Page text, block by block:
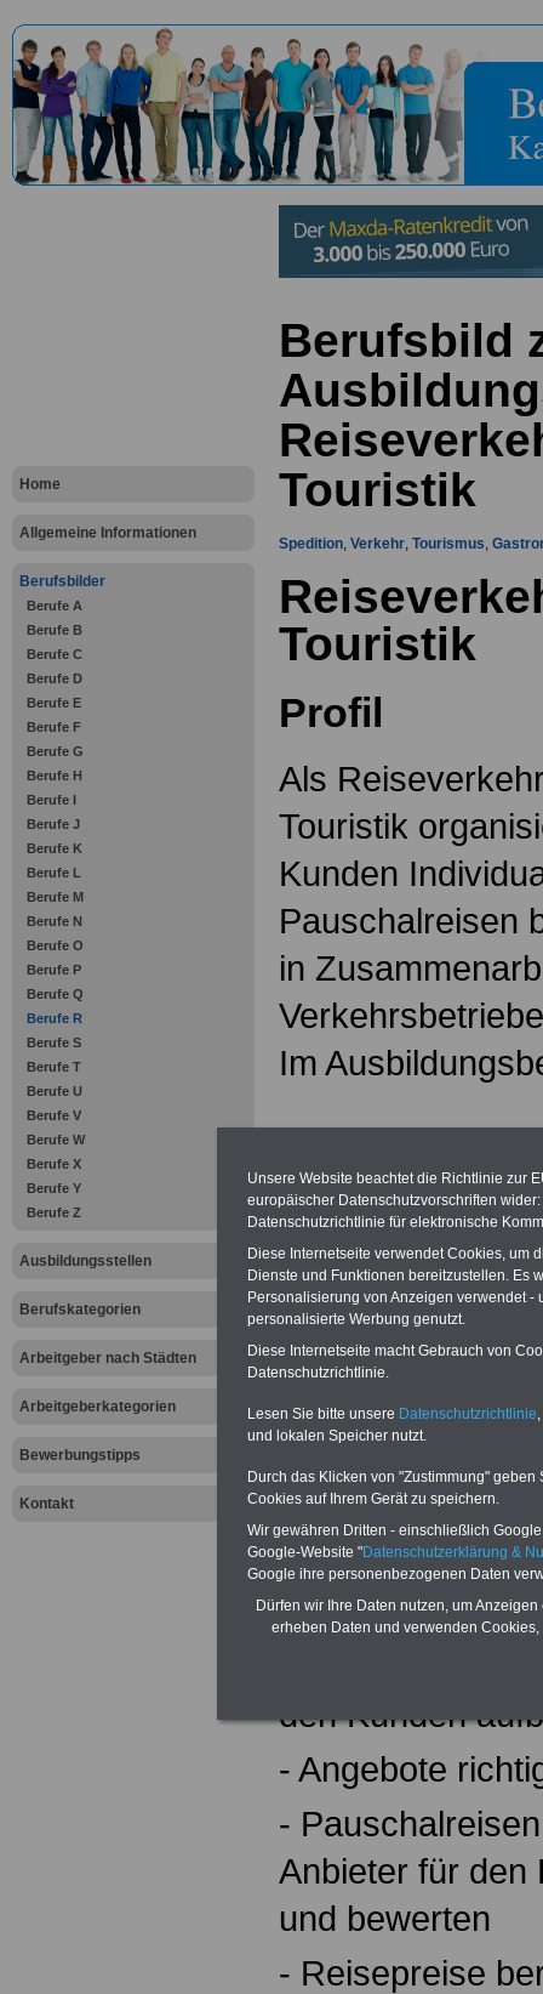
Home
Allgemeine Informationen
Berufsbilder
Berufe A
Berufe B
Berufe C
Berufe D
Berufe E
Berufe F
Berufe G
Berufe H
Berufe I
Berufe J
Berufe K
Berufe L
Berufe M
Berufe N
Berufe O
Berufe P
Berufe Q
Berufe R
Berufe S
Berufe T
Berufe U
Berufe V
Berufe W
Berufe X
Berufe Y
Berufe Z
Ausbildungsstellen
Berufskategorien
Arbeitgeber nach Städten
Arbeitgeberkategorien
Bewerbungstipps
Kontakt
Berufsbild
Touristik
Spedition, Verkehr, Tourismus,
Touristik
Profil
Als
Touristik
Kunden
Pauschalreisen
in
Im
Tätigkeiten
- Informations-
und
- korrektes
gegenüber
- wichtige
- Unterkünfte
den Kunden
- Angebote
-
Anbieter für den
und bewerten
- Reisepreise
Unsere Website beachtet die Richtlinie zur
europäischer Datenschutzvorschriften
Datenschutzrichtlinie für elektronische
Diese Internetseite verwendet Cookies, um
Dienste und Funktionen bereitzustellen. Es
Personalisierung von Anzeigen verwendet
personalisierte Werbung genutzt.
Diese Internetseite macht Gebrauch von
Datenschutzrichtlinie.
Lesen Sie bitte unsere Datenschutzrichtlinie
und lokalen Speicher nutzt.
Durch das Klicken von "Zustimmung"
Cookies auf Ihrem Gerät zu speichern.
Wir gewähren Dritten - einschließlich
Google-Website "Datenschutzerklärung &
Google ihre personenbezogenen Daten
Dürfen wir Ihre Daten nutzen, um
erheben Daten und verwenden